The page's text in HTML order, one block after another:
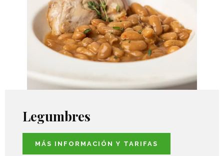
Legumbres
MÁS INFORMACIÓN Y TARIFAS